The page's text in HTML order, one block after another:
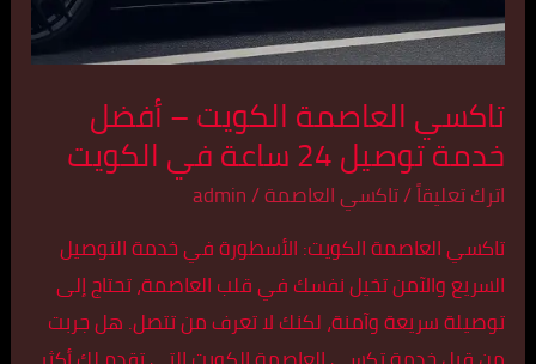
تاكسي العاصمة الكويت – أفضل
خدمة توصيل 24 ساعة في الكويت
اترك تعليقاً/تاكسي العاصمة/
admin
تاكسي العاصمة الكويت: الأسطورة في خدمة التوصيل
السريع والآمن تخيل نفسك في قلب العاصمة، تحتاج إلى
توصيلة سريعة وآمنة، لكنك لا تعرف من تتصل. هل جربت